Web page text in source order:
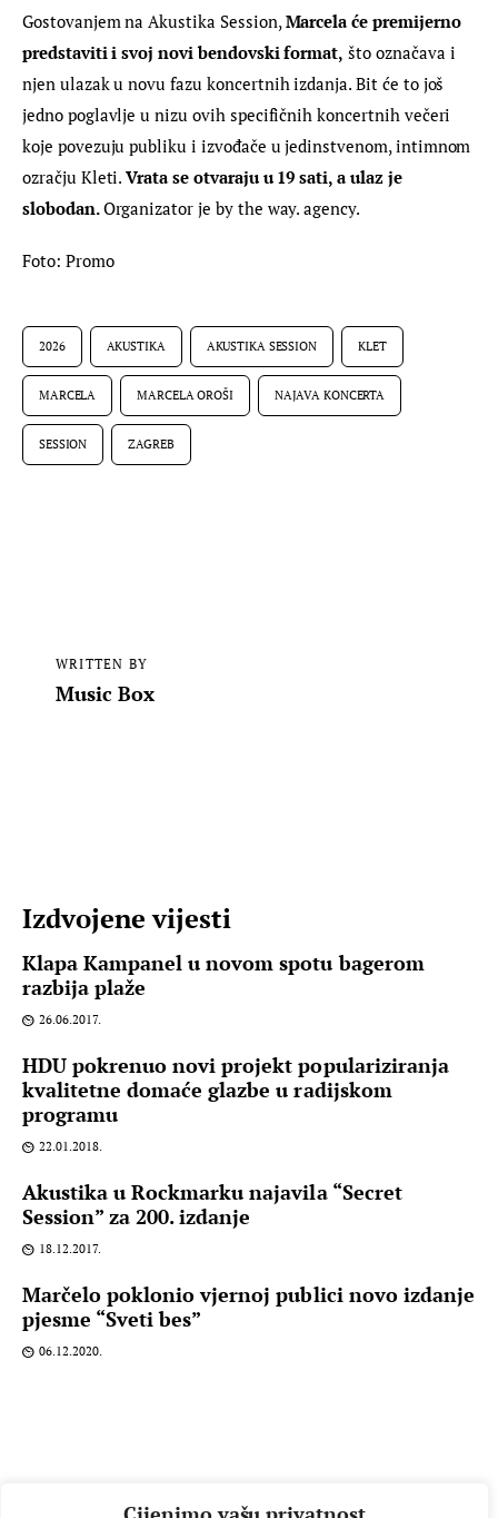
Gostovanjem na Akustika Session, Marcela će premijerno
predstaviti i svoj novi bendovski format, što označava i
njen ulazak u novu fazu koncertnih izdanja. Bit će to još
jedno poglavlje u nizu ovih specifičnih koncertnih večeri
koje povezuju publiku i izvođače u jedinstvenom, intimnom
ozračju Kleti. Vrata se otvaraju u 19 sati, a ulaz je
slobodan. Organizator je by the way. agency.
Foto: Promo
2026 AKUSTIKA AKUSTIKA SESSION KLET
MARCELA MARCELA OROŠI NAJAVA KONCERTA
SESSION ZAGREB
WRITTEN BY
Music Box
Izdvojene vijesti
Klapa Kampanel u novom spotu bagerom
razbija plaže
26.06.2017.
HDU pokrenuo novi projekt populariziranja
kvalitetne domaće glazbe u radijskom
programu
22.01.2018.
Akustika u Rockmarku najavila “Secret
Session” za 200. izdanje
18.12.2017.
Marčelo poklonio vjernoj publici novo izdanje
pjesme “Sveti bes”
06.12.2020.